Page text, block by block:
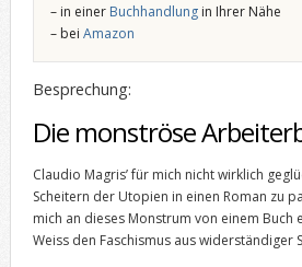
– in einer Buchhandlungin Ihrer Nähe
– bei Amazon
Besprechung:
Die monströse
Claudio Magris’ für mich nicht wirklich
Scheitern der Utopien in einen Roman zu
mich an dieses Monstrum von einem Buch
Weiss den Faschismus aus widerständiger